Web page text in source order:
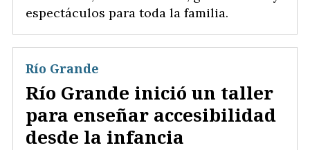
espectáculos para toda la familia.
Río Grande inició un taller
para enseñar accesibilidad
desde la infancia
Río Grande